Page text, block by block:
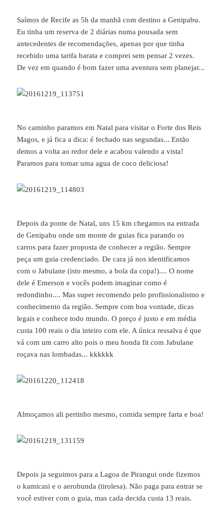
Saímos de Recife as 5h da manhã com destino a Genipabu.
Eu tinha um reserva de 2 diárias numa pousada sem
antecedentes de recomendações, apenas por que tinha
recebido uma tarifa barata e comprei sem pensar 2 vezes.
De vez em quando é bom fazer uma aventura sem planejar...
No caminho paramos em Natal para visitar o Forte dos Reis
Magos, e já fica a dica: é fechado nas segundas... Então
demos a volta ao redor dele e acabou valendo a vista!
Paramos para tomar uma agua de coco deliciosa!
Depois da ponte de Natal, uns 15 km chegamos na entrada
de Genipabu onde um monte de guias fica parando os
carros para fazer proposta de conhecer a região. Sempre
peça um guia credenciado. De cara já nos identificamos
com o Jabulane (isto mesmo, a bola da copa!).... O nome
dele é Emerson e vocês podem imaginar como é
redondinho.... Mas super recomendo pelo profissionalismo e
conhecimento da região. Sempre com boa vontade, dicas
legais e conhece todo mundo. O preço é justo e em média
custa 100 reais o dia inteiro com ele. A única ressalva é que
vá com um carro alto pois o meu honda fit com Jabulane
roçava nas lombadas... kkkkkk
Almoçamos ali pertinho mesmo, comida sempre farta e boa!
Depois ja seguimos para a Lagoa de Pirangui onde fizemos
o kamicasi e o aerobunda (tirolesa). Não paga para entrar se
você estiver com o guia, mas cada decida custa 13 reais.